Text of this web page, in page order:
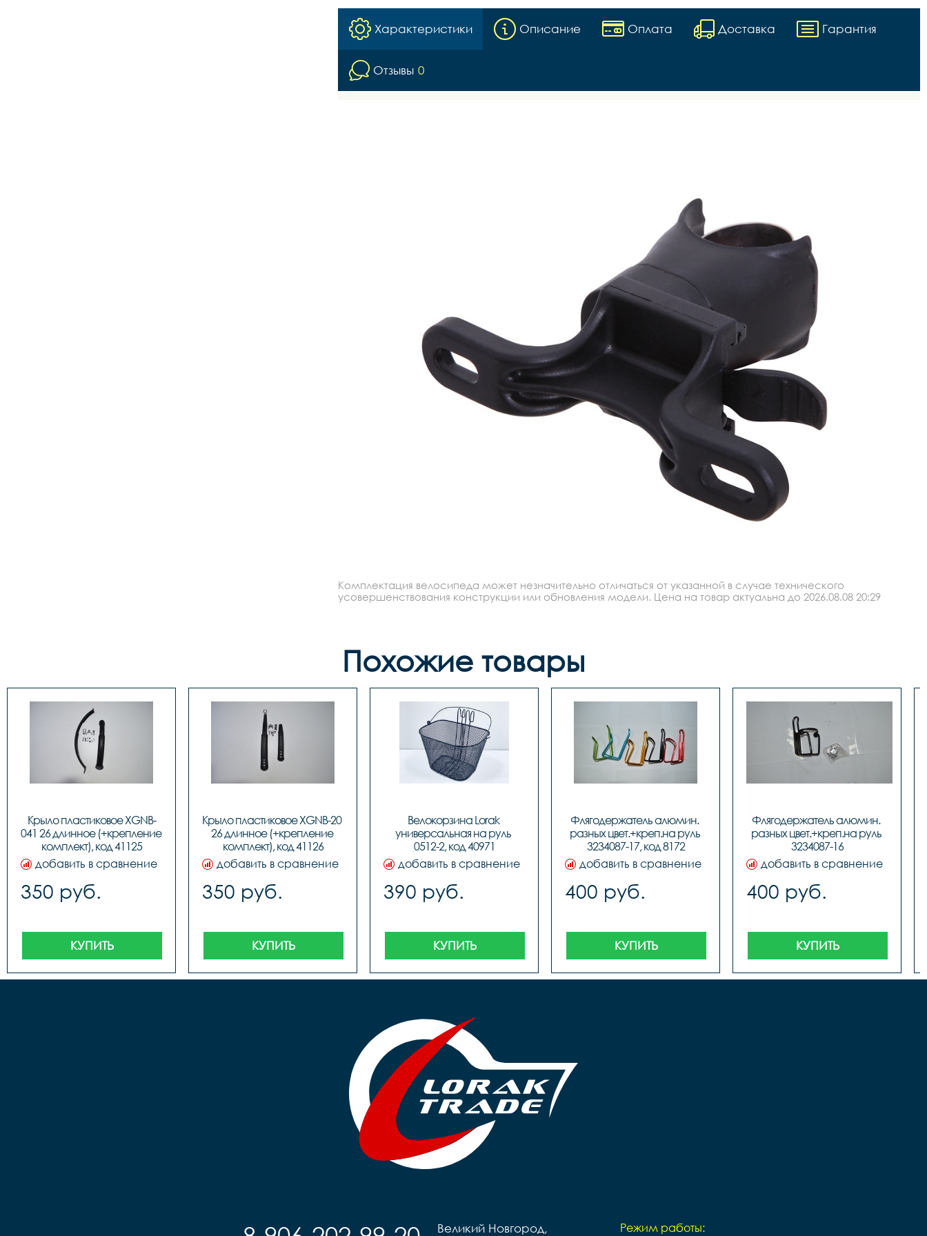
Характеристики Описание Оплата Доставка Гарантия
Отзывы 0
Комплектация велосипеда может незначительно отличаться от указанной в случае технического
усовершенствования конструкции или обновления модели. Цена на товар актуальна до 2026.08.08 20:29
Похожие товары
Крыло пластиковое XGNB-
041 26 длинное (+крепление
комплект), код 41125
добавить в сравнение
350 руб.
КУПИТЬ
Крыло пластиковое XGNB-20
26 длинное (+крепление
комплект), код 41126
добавить в сравнение
350 руб.
КУПИТЬ
Велокорзина Lorak
универсальная на руль
0512-2, код 40971
добавить в сравнение
390 руб.
КУПИТЬ
Флягодержатель алюмин.
разных цвет.+креп.на руль
3234087-17, код 8172
добавить в сравнение
400 руб.
КУПИТЬ
Флягодержатель алюмин.
разных цвет.+креп.на руль
3234087-16
добавить в сравнение
400 руб.
КУПИТЬ
Режим работы:
Великий Новгород,